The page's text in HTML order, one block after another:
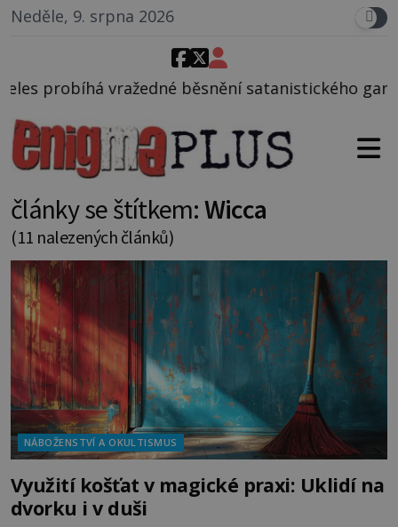
Neděle, 9. srpna 2026
satanistického gangu vedeného Charlesem
články se štítkem:Wicca
(11 nalezených článků)
NÁBOŽENSTVÍ A OKULTISMUS
Využití košťat v magické praxi: Uklidí na
dvorku i v duši